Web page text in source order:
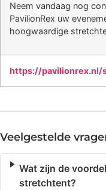
Neem vandaag nog
PavilionRex uw
hoogwaardige
https://
Veelgestelde
Wat zijn de
stretchtent?